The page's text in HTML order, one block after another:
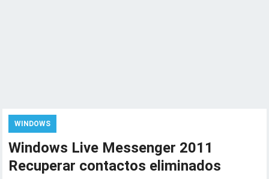
WINDOWS
Windows Live Messenger 2011
Recuperar contactos eliminados